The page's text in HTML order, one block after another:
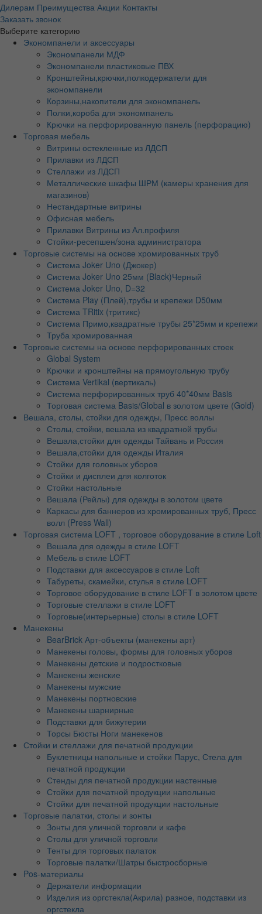
Дилерам Преимущества Акции Контакты
Заказать звонок
Выберите категорию
Экономпанели и аксессуары
Экономпанели МДФ
Экономпанели пластиковые ПВХ
Кронштейны,крючки,полкодержатели для
экономпанели
Корзины,накопители для экономпанель
Полки,короба для экономпанель
Крючки на перфорированную панель (перфорацию)
Торговая мебель
Витрины остекленные из ЛДСП
Прилавки из ЛДСП
Стеллажи из ЛДСП
Металлические шкафы ШРМ (камеры хранения для
магазинов)
Нестандартные витрины
Офисная мебель
Прилавки Витрины из Ал.профиля
Стойки-ресепшен/зона администратора
Торговые системы на основе хромированных труб
Система Joker Uno (Джокер)
Система Joker Uno 25мм (Black)Черный
Система Joker Uno, D=32
Система Play (Плей),трубы и крепежи D50мм
Система TRitix (тритикс)
Система Примо,квадратные трубы 25*25мм и крепежи
Труба хромированная
Торговые системы на основе перфорированных стоек
Global System
Крючки и кронштейны на прямоугольную трубу
Система Vertikal (вертикаль)
Система перфорированных труб 40*40мм Basis
Торговая система Basis/Global в золотом цвете (Gold)
Вешала, столы, стойки для одежды, Пресс воллы
Столы, стойки, вешала из квадратной трубы
Вешала,стойки для одежды Тайвань и Россия
Вешала,стойки для одежды Италия
Стойки для головных уборов
Стойки и дисплеи для колготок
Стойки настольные
Вешала (Рейлы) для одежды в золотом цвете
Каркасы для баннеров из хромированных труб, Пресс
волл (Press Wall)
Торговая система LOFT , торговое оборудование в стиле Loft
Вешала для одежды в стиле LOFT
Мебель в стиле LOFT
Подставки для аксессуаров в стиле Loft
Табуреты, скамейки, стулья в стиле LOFT
Торговое оборудование в стиле LOFT в золотом цвете
Торговые стеллажи в стиле LOFT
Торговые(интерьерные) столы в стиле LOFT
Манекены
BearBrick Арт-объекты (манекены арт)
Манекены головы, формы для головных уборов
Манекены детские и подростковые
Манекены женские
Манекены мужские
Манекены портновские
Манекены шарнирные
Подставки для бижутерии
Торсы Бюсты Ноги манекенов
Стойки и стеллажи для печатной продукции
Буклетницы напольные и стойки Парус, Стела для
печатной продукции
Стенды для печатной продукции настенные
Стойки для печатной продукции напольные
Стойки для печатной продукции настольные
Торговые палатки, столы и зонты
Зонты для уличной торговли и кафе
Столы для уличной торговли
Тенты для торговых палаток
Торговые палатки/Шатры быстросборные
Pos-материалы
Держатели информации
Изделия из оргстекла(Акрила) разное, подставки из
оргстекла